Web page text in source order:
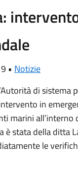
• Notizie
di sistema
in
marini all’interno
è stata della ditta
le